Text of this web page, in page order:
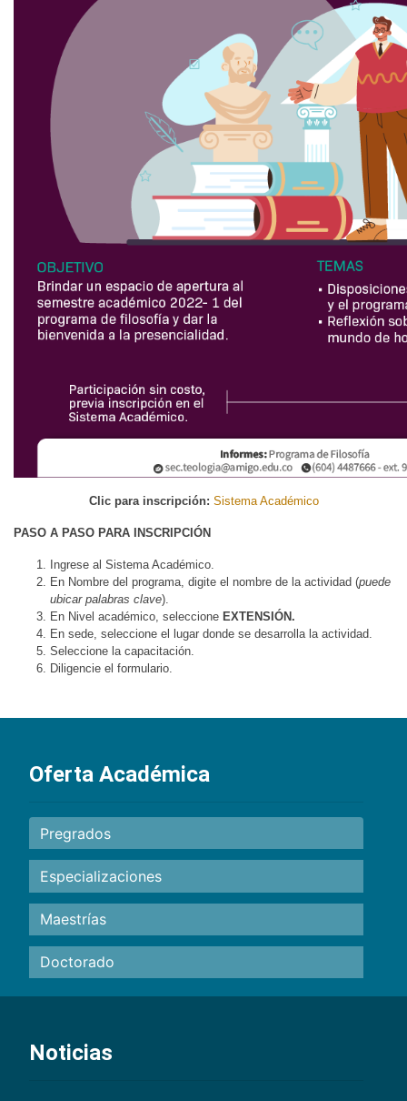
Clic para inscripción: Sistema Académico
PASO A PASO PARA INSCRIPCIÓN
Ingrese al Sistema Académico.
En Nombre del programa, digite el nombre de la actividad (puede
ubicar palabras clave).
En Nivel académico, seleccione EXTENSIÓN.
En sede, seleccione el lugar donde se desarrolla la actividad.
Seleccione la capacitación.
Diligencie el formulario.
Oferta Académica
Pregrados
Especializaciones
Maestrías
Doctorado
Noticias